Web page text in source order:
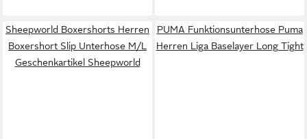
Sheepworld Boxershorts Herren
Boxershort Slip Unterhose M/L
Geschenkartikel Sheepworld
PUMA Funktionsunterhose Puma
Herren Liga Baselayer Long Tight